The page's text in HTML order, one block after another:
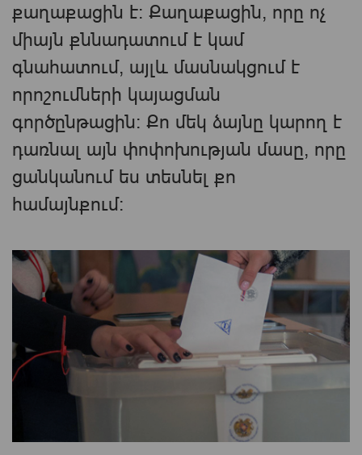
քաղաքացին է։ Քաղաքացին, որը ոչ
միայն քննադատում է կամ
գնահատում, այլև մասնակցում է
որոշումների կայացման
գործընթացին։ Քո մեկ ձայնը կարող է
դառնալ այն փոփոխության մասը, որը
ցանկանում ես տեսնել քո
համայնքում։